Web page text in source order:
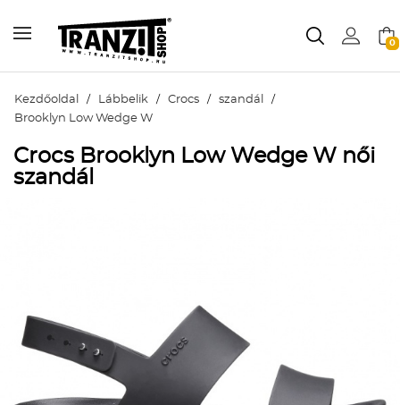
0
Kezdőoldal / Lábbelik / Crocs / szandál /
Brooklyn Low Wedge W
Crocs Brooklyn Low Wedge W női
szandál